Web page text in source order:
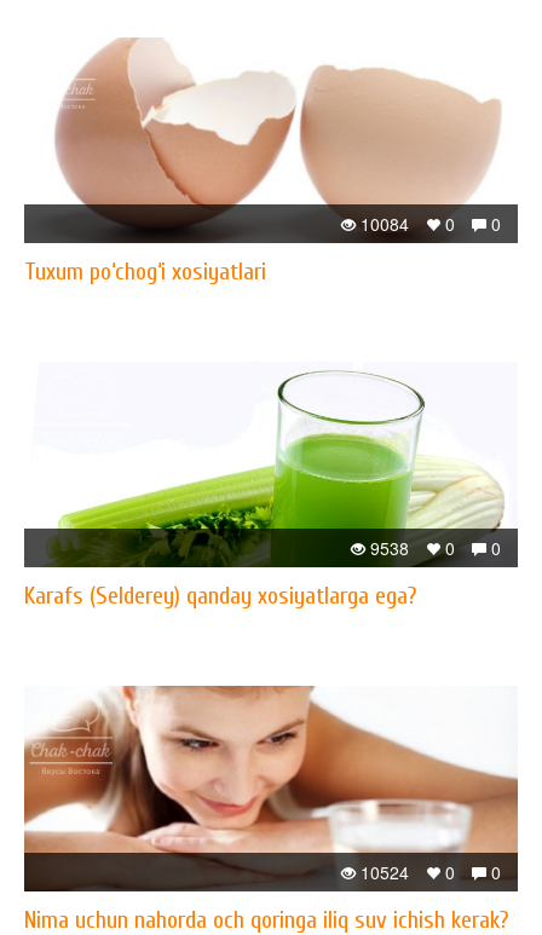
0
0
10084
Tuxum po‘chog‘i xosiyatlari
0
0
9538
Karafs (Selderey) qanday xosiyatlarga ega?
0
0
10524
Nima uchun nahorda och qoringa iliq suv ichish kerak?